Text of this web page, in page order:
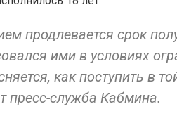
продлевается срок
ими в условиях
как поступить в
пресс-служба Кабмина.